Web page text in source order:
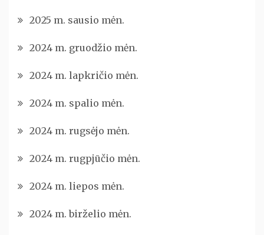
2025 m. sausio mėn.
2024 m. gruodžio mėn.
2024 m. lapkričio mėn.
2024 m. spalio mėn.
2024 m. rugsėjo mėn.
2024 m. rugpjūčio mėn.
2024 m. liepos mėn.
2024 m. birželio mėn.